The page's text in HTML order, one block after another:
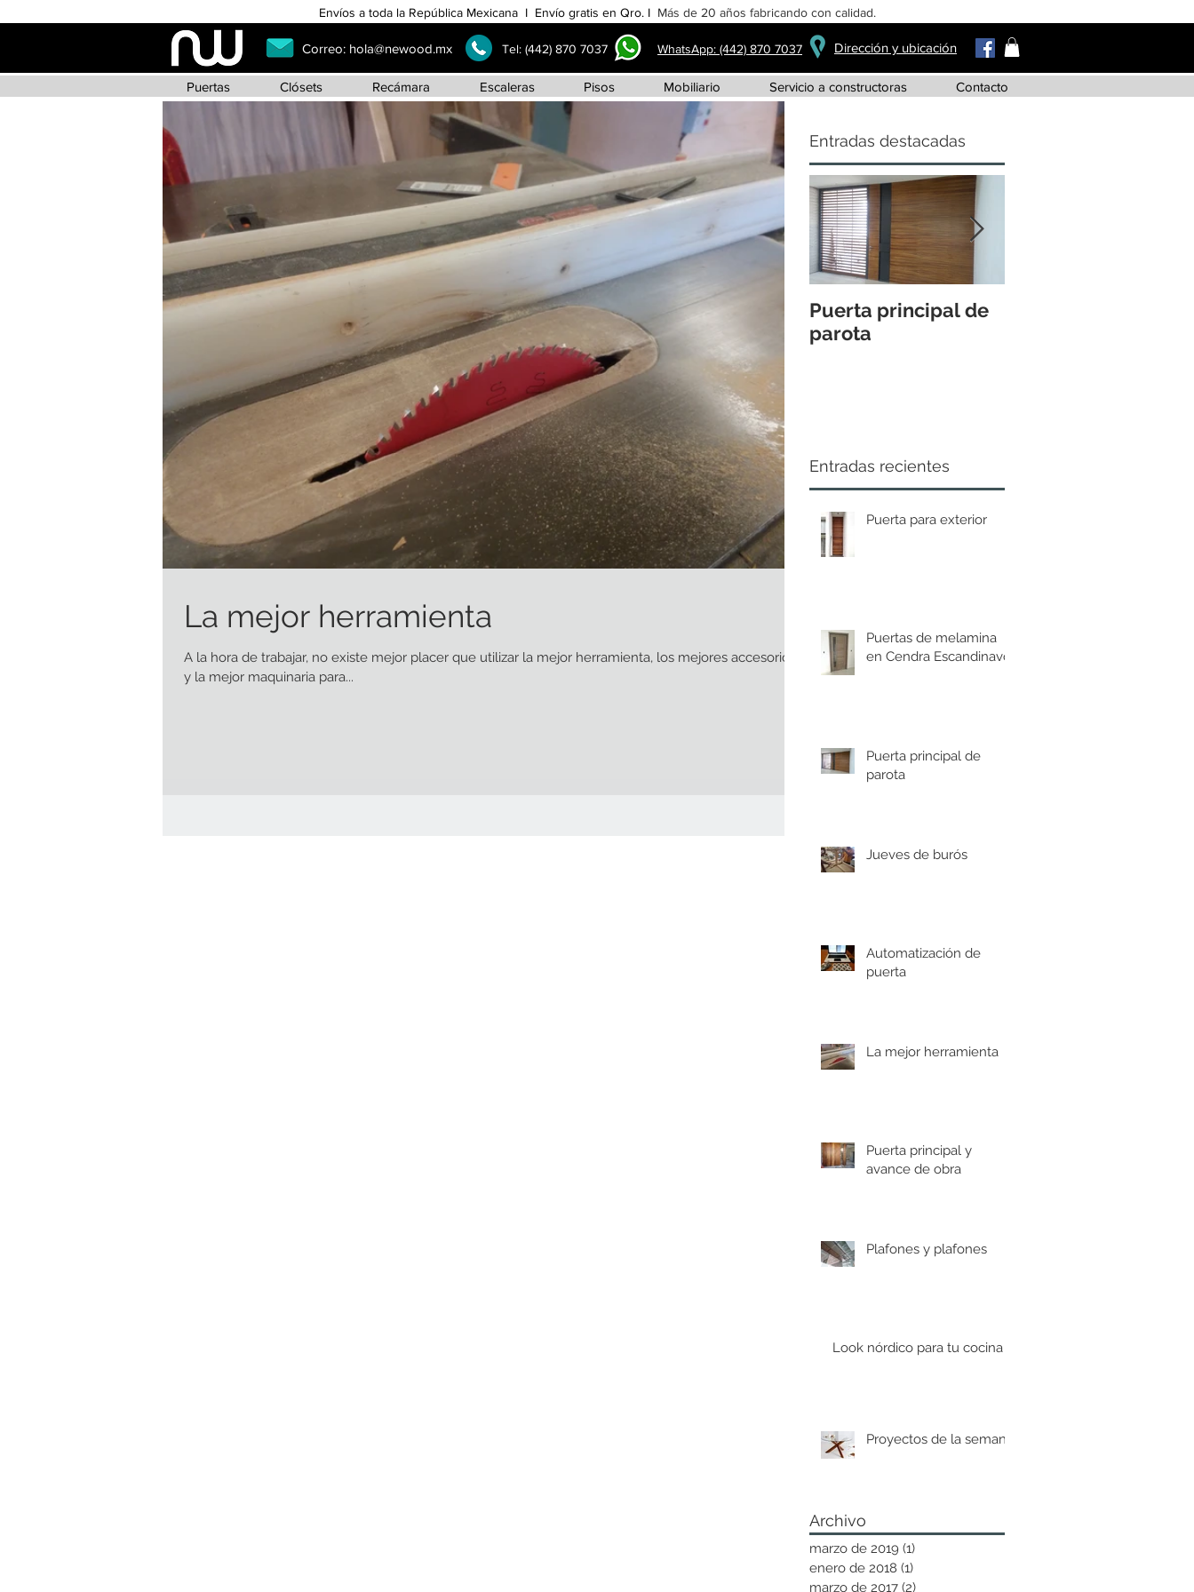
Envíos a toda la República Mexicana I Envío gratis en Qro. I Más de 20 años fabricando con calidad.
Correo: hola@newood.mx Tel: (442) 870 7037 WhatsApp: (442) 870 7037 Dirección y ubicación
Puertas Clósets Recámara Escaleras Pisos Mobiliario Servicio a constructoras Contacto
La mejor herramienta
A la hora de trabajar, no existe mejor placer que utilizar la mejor herramienta, los mejores accesorios
y la mejor maquinaria para...
Entradas destacadas
Puerta principal de
parota
Entradas recientes
Puerta para exterior
Puertas de melamina
en Cendra Escandinavo
Puerta principal de
parota
Jueves de burós
Automatización de
puerta
La mejor herramienta
Puerta principal y
avance de obra
Plafones y plafones
Look nórdico para tu cocina
Proyectos de la semana
Archivo
marzo de 2019 (1)
enero de 2018 (1)
marzo de 2017 (2)